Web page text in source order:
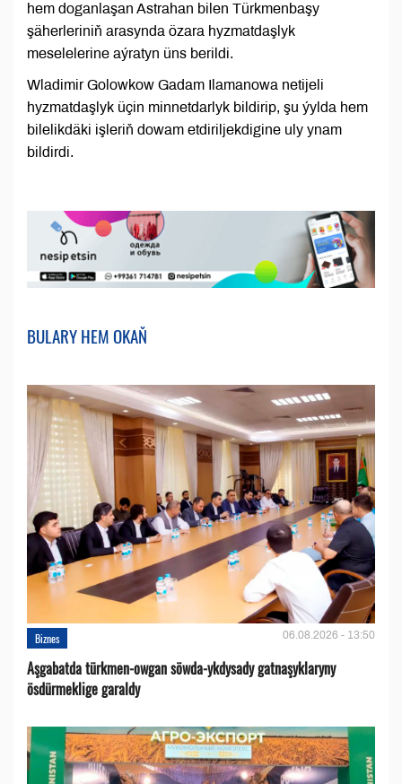
hem doganlaşan Astrahan bilen Türkmenbaşy
şäherleriniň arasynda özara hyzmatdaşlyk
meselelerine aýratyn üns berildi.
Wladimir Golowkow Gadam Ilamanowa netijeli
hyzmatdaşlyk üçin minnetdarlyk bildirip, şu ýylda hem
bilelikdäki işleriň dowam etdiriljekdigine uly ynam
bildirdi.
BULARY HEM OKAŇ
Biznes 06.08.2026 - 13:50
Aşgabatda türkmen-owgan söwda-ykdysady gatnaşyklaryny
ösdürmeklige garaldy